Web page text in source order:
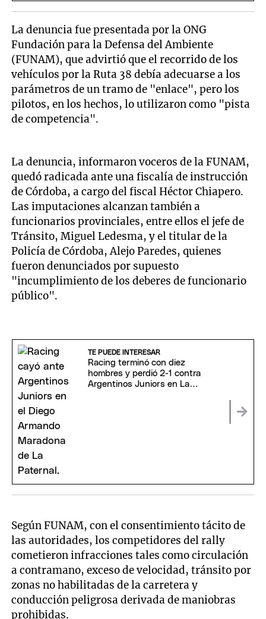
La denuncia fue presentada por la ONG
Fundación para la Defensa del Ambiente
(FUNAM), que advirtió que el recorrido de los
vehículos por la Ruta 38 debía adecuarse a los
parámetros de un tramo de "enlace", pero los
pilotos, en los hechos, lo utilizaron como "pista
de competencia".
La denuncia, informaron voceros de la FUNAM,
quedó radicada ante una fiscalía de instrucción
de Córdoba, a cargo del fiscal Héctor Chiapero.
Las imputaciones alcanzan también a
funcionarios provinciales, entre ellos el jefe de
Tránsito, Miguel Ledesma, y el titular de la
Policía de Córdoba, Alejo Paredes, quienes
fueron denunciados por supuesto
"incumplimiento de los deberes de funcionario
público".
TE PUEDE INTERESAR
Racing terminó con diez
hombres y perdió 2-1 contra
Argentinos Juniors en La
Según FUNAM, con el consentimiento tácito de
las autoridades, los competidores del rally
cometieron infracciones tales como circulación
a contramano, exceso de velocidad, tránsito por
zonas no habilitadas de la carretera y
conducción peligrosa derivada de maniobras
prohibidas.